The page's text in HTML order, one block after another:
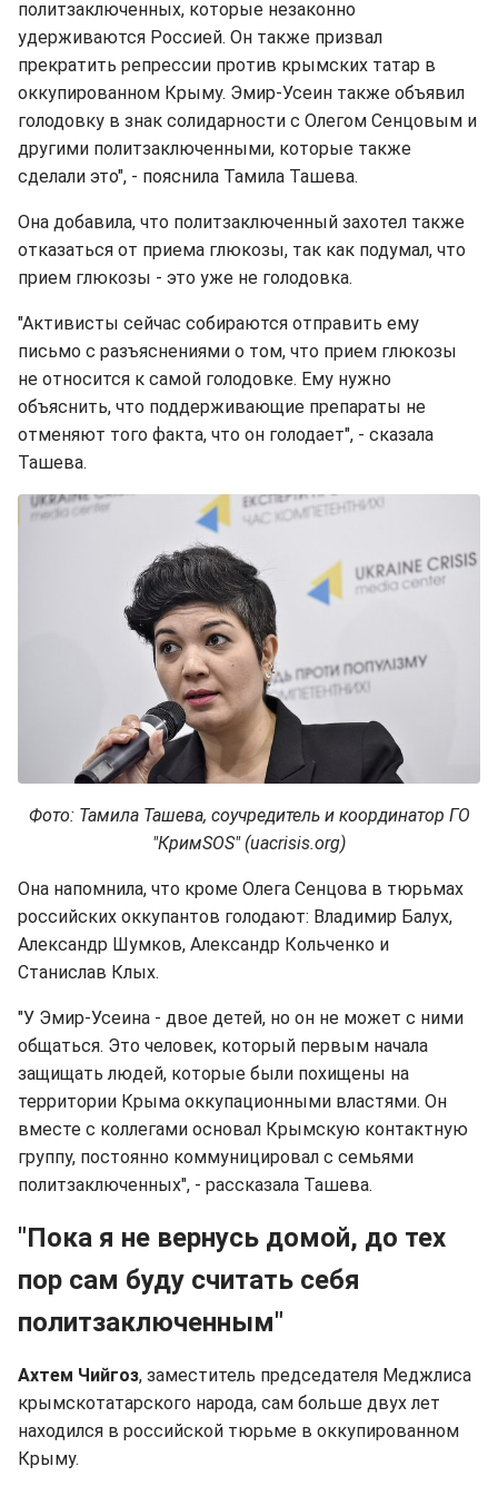
политзаключенных, которые незаконно
удерживаются Россией. Он также призвал
прекратить репрессии против крымских татар в
оккупированном Крыму. Эмир-Усеин также объявил
голодовку в знак солидарности с Олегом Сенцовым и
другими политзаключенными, которые также
сделали это", - пояснила Тамила Ташева.
Она добавила, что политзаключенный захотел также
отказаться от приема глюкозы, так как подумал, что
прием глюкозы - это уже не голодовка.
"Активисты сейчас собираются отправить ему
письмо с разъяснениями о том, что прием глюкозы
не относится к самой голодовке. Ему нужно
объяснить, что поддерживающие препараты не
отменяют того факта, что он голодает", - сказала
Ташева.
Фото: Тамила Ташева, соучредитель и координатор ГО
"КримЅОЅ" (uacrisis.org)
Она напомнила, что кроме Олега Сенцова в тюрьмах
российских оккупантов голодают: Владимир Балух,
Александр Шумков, Александр Кольченко и
Станислав Клых.
"У Эмир-Усеина - двое детей, но он не может с ними
общаться. Это человек, который первым начала
защищать людей, которые были похищены на
территории Крыма оккупационными властями. Он
вместе с коллегами основал Крымскую контактную
группу, постоянно коммуницировал с семьями
политзаключенных", - рассказала Ташева.
"Пока я не вернусь домой, до тех
пор сам буду считать себя
политзаключенным"
Ахтем Чийгоз, заместитель председателя Меджлиса
крымскотатарского народа, сам больше двух лет
находился в российской тюрьме в оккупированном
Крыму.